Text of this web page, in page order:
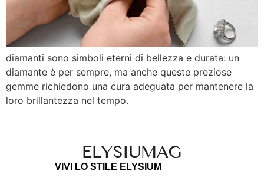
diamanti sono simboli eterni di bellezza e durata: un
diamante è per sempre, ma anche queste preziose
gemme richiedono una cura adeguata per mantenere la
loro brillantezza nel tempo.
ELYSIUMAG
VIVI LO STILE ELYSIUM